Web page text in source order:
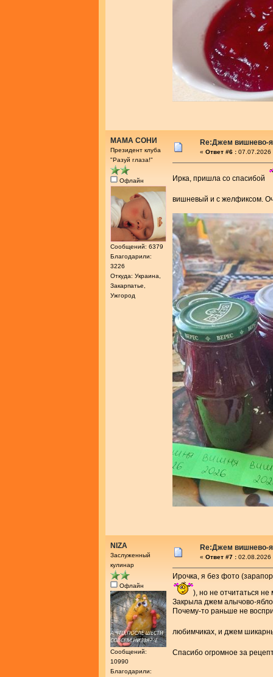
МАМА СОНИ
Президент клуба
"Разуй глаза!"
Офлайн
Сообщений: 6379
Благодарили:
3226
Откуда: Украина,
Закарпатье,
Ужгород
Re:Джем вишнево-
« Ответ #6 : 07.07.2026
Ирка, пришла со спасибой
вишневый и с желфиксом.
NIZA
Заслуженный
кулинар
Офлайн
Сообщений:
10990
Благодарили:
Re:Джем вишнево-
« Ответ #7 : 02.08.2026
Ирочка, я без фото
), но не отчитаться не
Закрыла джем алычово-
Почему-то раньше не
любимчиках, и джем
Спасибо огромное за